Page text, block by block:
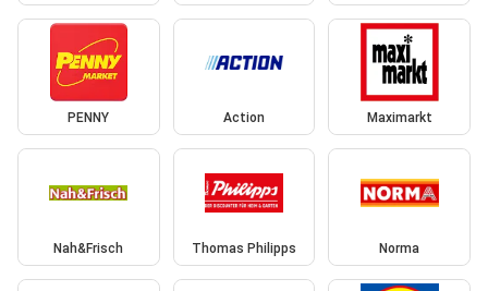
PENNY Action Maximarkt
Nah&Frisch Thomas Philipps Norma